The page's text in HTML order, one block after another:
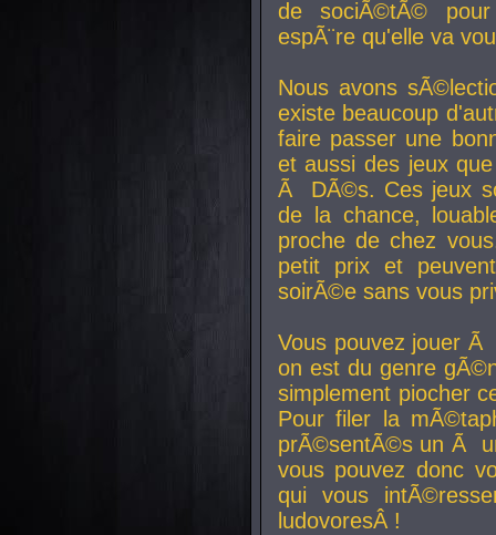
de sociÃ©tÃ©
espÃ¨re qu'elle va
Nous avons
existe beaucoup
faire passer une
et aussi des jeux
Ã DÃ©s. Ces jeux
de la chance,
proche de chez
petit prix et
soirÃ©e sans vous
Vous pouvez jouer
on est du genre
simplement piocher
Pour filer la
prÃ©sentÃ©s un Ã
vous pouvez donc
qui vous
ludovoresÂ !